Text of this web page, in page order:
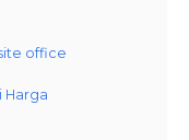
office
Harga